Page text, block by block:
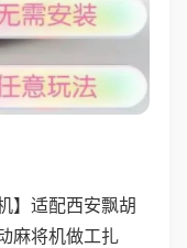
】适配西安飘胡
麻将机做工扎